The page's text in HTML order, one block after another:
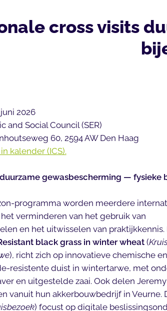
cross visits
2026
and Social Council (SER)
60, 2594 AW Den Haag
kalender (ICS).
gewasbescherming — fysieke
programma worden meerdere
verminderen van het gebruik van
en het uitwisselen van praktijkkennis.
black grass in winter wheat(
), richt zich op innovatieve chemische
resistente duist in wintertarwe, met
en uitgestelde zaai. Ook delen
vanuit hun akkerbouwbedrijf in Veurne.
) focust op digitale